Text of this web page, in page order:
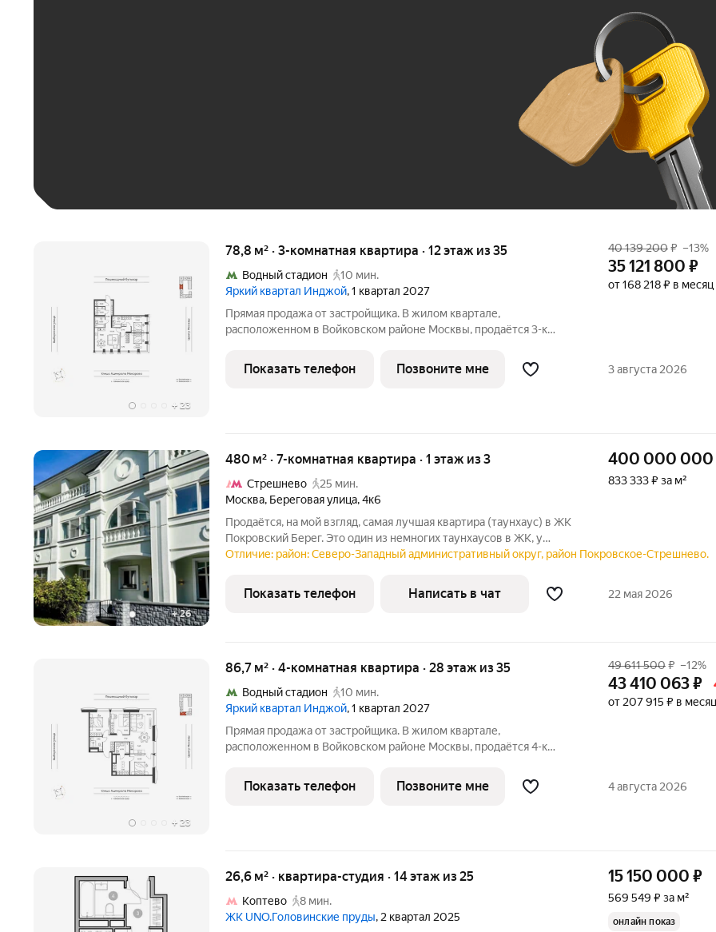
+ 23
78,8 м² · 3-комнатная квартира · 12 этаж из 35
Водный стадион
10 мин.
Яркий квартал Инджой, 1 квартал 2027
Прямая продажа от застройщика. В жилом квартале,
расположенном в Войковском районе Москвы, продаётся 3-к
на 12 этаже 33-этажного дома, корпус 1, в жилом квартале бизнес-
класса Инджой.
40 139 200₽ –13%
35 121 800 ₽
от 168 218 ₽ в месяц
Показать телефон Позвоните мне 3 августа 2026
+26
480 м² · 7-комнатная квартира · 1 этаж из 3
Стрешнево
25 мин.
Москва, Береговая улица,4к6
Продаётся, на мой взгляд, самая лучшая квартира (таунхаус) в ЖК
Покровский Берег. Это один из немногих таунхаусов в ЖК, у
которых есть своя придомовая территория, и единственный,
Стрешнево. Одна из
400 000 000
833 333 ₽ за м²
Отличие: район: Северо-Западный административный округ, район Покровское-Стрешнево.
Показать телефон Написать в чат 22 мая 2026
+ 23
86,7 м² · 4-комнатная квартира · 28 этаж из 35
Водный стадион
10 мин.
Яркий квартал Инджой, 1 квартал 2027
Прямая продажа от застройщика. В жилом квартале,
расположенном в Войковском районе Москвы, продаётся 4-к
на 28 этаже 35-этажного дома, корпус 1, в жилом квартале бизнес-
класса Инджой.
49 611 500₽ –12%
43 410 063₽
от 207 915 ₽ в месяц
Показать телефон Позвоните мне 4 августа 2026
26,6 м² · квартира-студия · 14 этаж из 25
Коптево
8 мин.
ЖК UNO.Головинские пруды, 2 квартал 2025
15 150 000 ₽
569 549 ₽ за м²
онлайн показ